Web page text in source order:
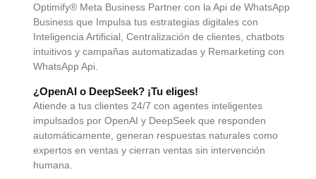
Optimify® Meta Business Partner con la Api de WhatsApp
Business que Impulsa tus estrategias digitales con
Inteligencia Artificial, Centralización de clientes, chatbots
intuitivos y campañas automatizadas y Remarketing con
WhatsApp Api.
¿OpenAI o DeepSeek? ¡Tu eliges!
Atiende a tus clientes 24/7 con agentes inteligentes
impulsados por OpenAI y DeepSeek que responden
automáticamente, generan respuestas naturales como
expertos en ventas y cierran ventas sin intervención
humana.